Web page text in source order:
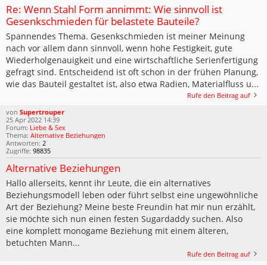
Re: Wenn Stahl Form annimmt: Wie sinnvoll ist
Gesenkschmieden für belastete Bauteile?
Spannendes Thema. Gesenkschmieden ist meiner Meinung
nach vor allem dann sinnvoll, wenn hohe Festigkeit, gute
Wiederholgenauigkeit und eine wirtschaftliche Serienfertigung
gefragt sind. Entscheidend ist oft schon in der frühen Planung,
wie das Bauteil gestaltet ist, also etwa Radien, Materialfluss u...
Rufe den Beitrag auf
von Supertrouper
25 Apr 2022 14:39
Forum: Liebe & Sex
Thema: Alternative Beziehungen
Antworten: 2
Zugriffe: 98835
Alternative Beziehungen
Hallo allerseits, kennt ihr Leute, die ein alternatives
Beziehungsmodell leben oder führt selbst eine ungewöhnliche
Art der Beziehung? Meine beste Freundin hat mir nun erzählt,
sie möchte sich nun einen festen Sugardaddy suchen. Also
eine komplett monogame Beziehung mit einem älteren,
betuchten Mann...
Rufe den Beitrag auf